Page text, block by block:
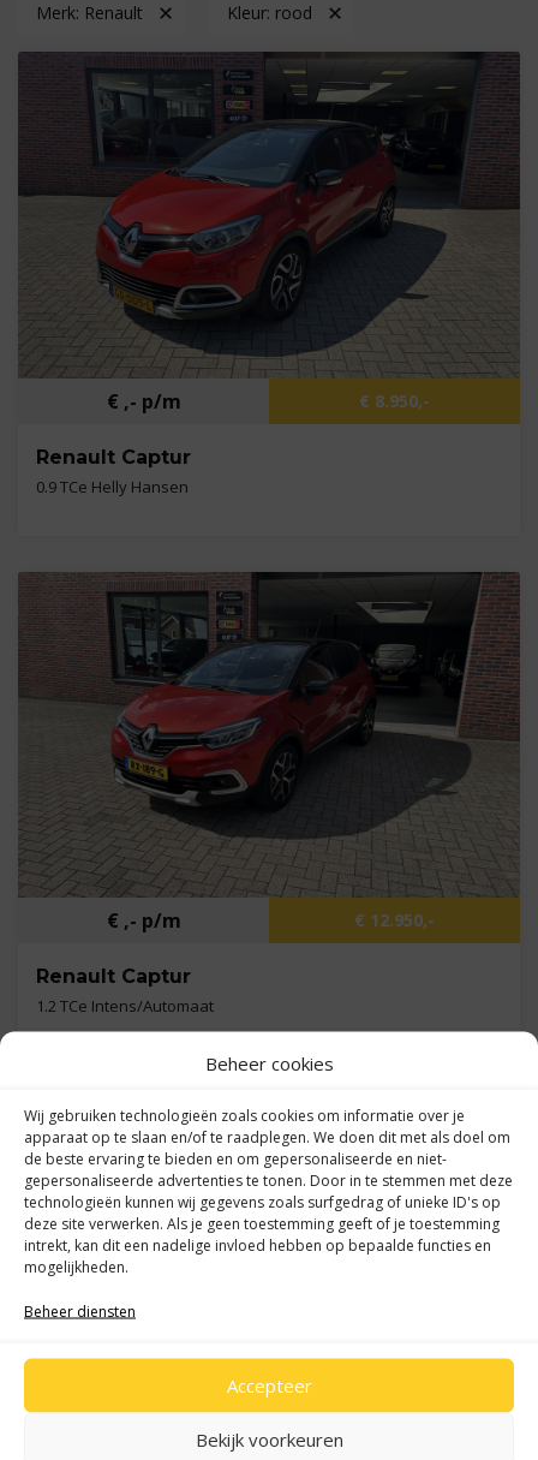
Beheer cookies
Wij gebruiken technologieën zoals cookies om informatie over je
apparaat op te slaan en/of te raadplegen. We doen dit met als doel om
de beste ervaring te bieden en om gepersonaliseerde en niet-
gepersonaliseerde advertenties te tonen. Door in te stemmen met deze
technologieën kunnen wij gegevens zoals surfgedrag of unieke ID's op
deze site verwerken. Als je geen toestemming geeft of je toestemming
intrekt, kan dit een nadelige invloed hebben op bepaalde functies en
mogelijkheden.
Beheer diensten
Accepteer
Bekijk voorkeuren
Merk: Renault Kleur: rood
€ 8.950,-
€ ,- p/m
Renault Captur
0.9 TCe Helly Hansen
Bouwjaar
Brandstof
€ 12.950,-
€ ,- p/m
Renault Captur
1.2 TCe Intens/Automaat
62.617 km
Bouwjaar
2017
Brandstof
Benzine